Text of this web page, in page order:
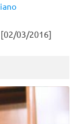
[02/03/2016]